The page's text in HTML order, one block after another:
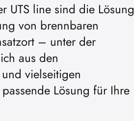
zu
die Werbe-
UTS line sind die Lösung
von brennbaren
– unter der
aus den
vielseitigen
Lösung für Ihre